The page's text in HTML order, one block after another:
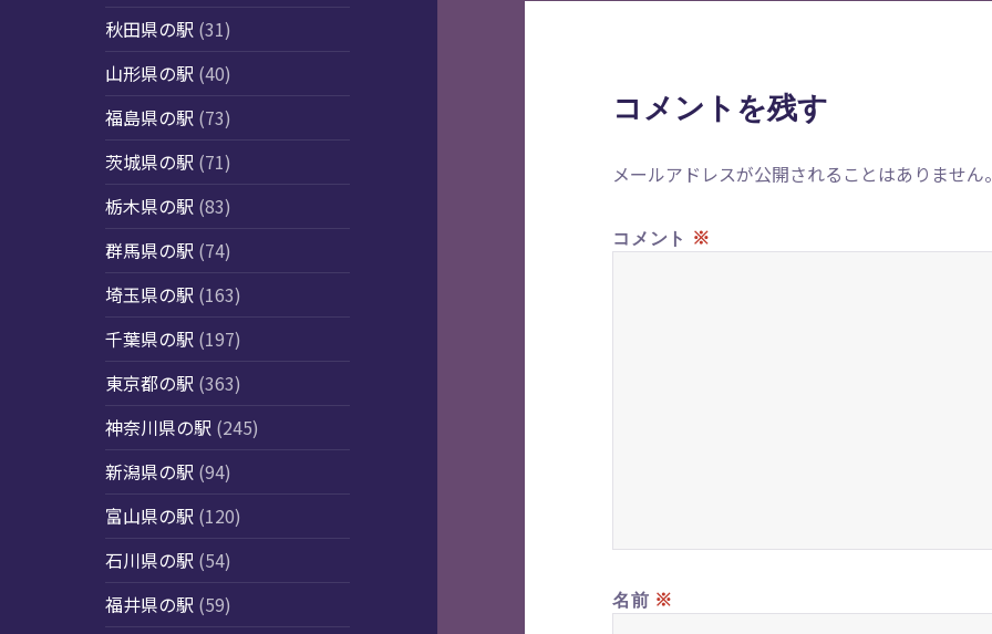
秋田県の駅 (31)
山形県の駅 (40)
福島県の駅 (73)
茨城県の駅 (71)
栃木県の駅 (83)
群馬県の駅 (74)
埼玉県の駅 (163)
千葉県の駅 (197)
東京都の駅 (363)
神奈川県の駅 (245)
新潟県の駅 (94)
富山県の駅 (120)
石川県の駅 (54)
福井県の駅 (59)
コメントを残す
メールアドレスが公開されることはありません。
コメント ※
名前 ※